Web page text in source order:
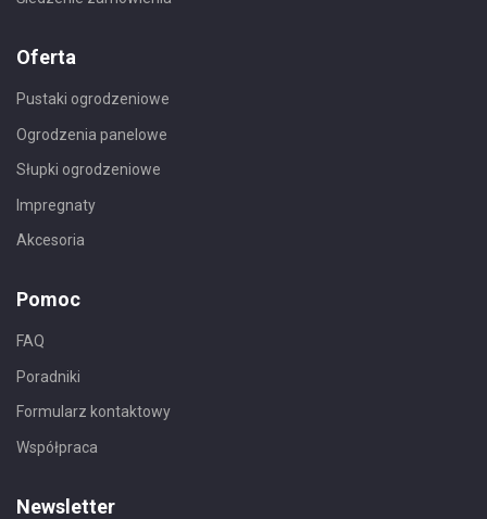
Oferta
Pustaki ogrodzeniowe
Ogrodzenia panelowe
Słupki ogrodzeniowe
Impregnaty
Akcesoria
Pomoc
FAQ
Poradniki
Formularz kontaktowy
Współpraca
Newsletter